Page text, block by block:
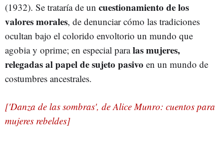
(1932). Se trataría de un cuestionamiento de los
valores morales, de denunciar cómo las tradiciones
ocultan bajo el colorido envoltorio un mundo que
agobia y oprime; en especial paralas mujeres,
relegadas al papel de sujeto pasivo en un mundo de
costumbres ancestrales.
['Danza de las sombras', de Alice Munro: cuentos para
mujeres rebeldes]